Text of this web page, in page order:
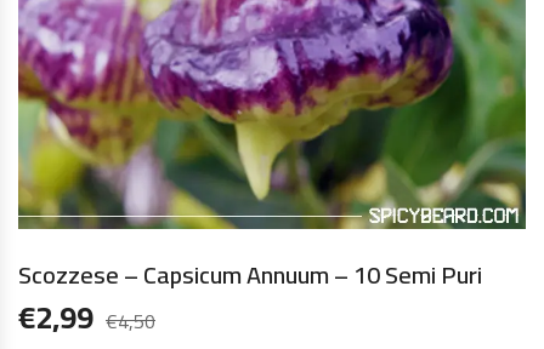
Scozzese – Capsicum Annuum – 10 Semi Puri
€4,50
€2,99